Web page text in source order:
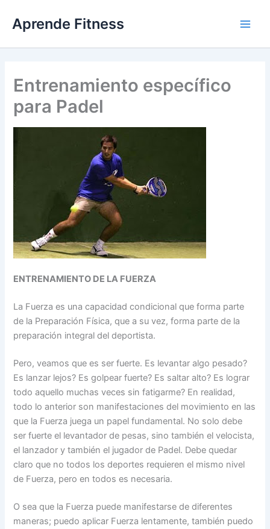
contenido
Aprende Fitness
Entrenamiento específico
para Padel
ENTRENAMIENTO DE LA FUERZA
La Fuerza es una capacidad condicional que forma parte
de la Preparación Física, que a su vez, forma parte de la
preparación integral del deportista.
Pero, veamos que es ser fuerte. Es levantar algo pesado?
Es lanzar lejos? Es golpear fuerte? Es saltar alto? Es lograr
todo aquello muchas veces sin fatigarme? En realidad,
todo lo anterior son manifestaciones del movimiento en las
que la Fuerza juega un papel fundamental. No solo debe
ser fuerte el levantador de pesas, sino también el velocista,
el lanzador y también el jugador de Padel. Debe quedar
claro que no todos los deportes requieren el mismo nivel
de Fuerza, pero en todos es necesaria.
O sea que la Fuerza puede manifestarse de diferentes
maneras; puedo aplicar Fuerza lentamente, también puedo